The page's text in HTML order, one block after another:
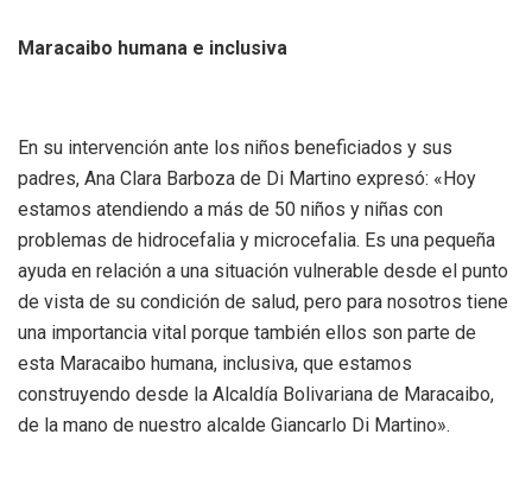
Maracaibo humana e inclusiva
En su intervención ante los niños beneficiados y sus
padres, Ana Clara Barboza de Di Martino expresó: «Hoy
estamos atendiendo a más de 50 niños y niñas con
problemas de hidrocefalia y microcefalia. Es una pequeña
ayuda en relación a una situación vulnerable desde el punto
de vista de su condición de salud, pero para nosotros tiene
una importancia vital porque también ellos son parte de
esta Maracaibo humana, inclusiva, que estamos
construyendo desde la Alcaldía Bolivariana de Maracaibo,
de la mano de nuestro alcalde Giancarlo Di Martino».